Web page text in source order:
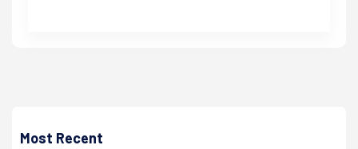
Most Recent
通知業者協處